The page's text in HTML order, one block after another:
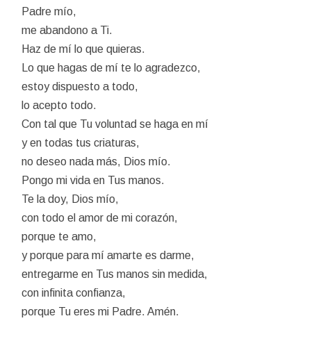
Padre mío,
me abandono a Ti.
Haz de mí lo que quieras.
Lo que hagas de mí te lo agradezco,
estoy dispuesto a todo,
lo acepto todo.
Con tal que Tu voluntad se haga en mí
y en todas tus criaturas,
no deseo nada más, Dios mío.
Pongo mi vida en Tus manos.
Te la doy, Dios mío,
con todo el amor de mi corazón,
porque te amo,
y porque para mí amarte es darme,
entregarme en Tus manos sin medida,
con infinita confianza,
porque Tu eres mi Padre. Amén.